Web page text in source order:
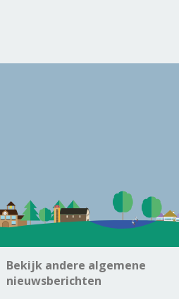
Bekijk andere algemene
nieuwsberichten